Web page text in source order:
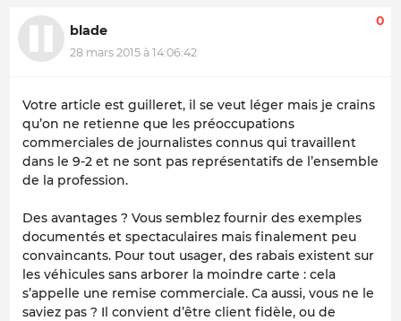
blade
28 mars 2015 à 14:06:42
0
Votre article est guilleret, il se veut léger mais je crains
qu’on ne retienne que les préoccupations
commerciales de journalistes connus qui travaillent
dans le 9-2 et ne sont pas représentatifs de l’ensemble
de la profession.
Des avantages ? Vous semblez fournir des exemples
documentés et spectaculaires mais finalement peu
convaincants. Pour tout usager, des rabais existent sur
les véhicules sans arborer la moindre carte : cela
s’appelle une remise commerciale. Ca aussi, vous ne le
saviez pas ? Il convient d’être client fidèle, ou de